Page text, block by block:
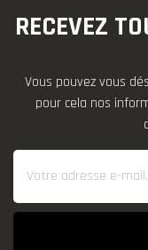
RECEVEZ
Vous pouvez vous
pour cela nos